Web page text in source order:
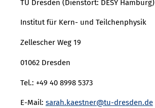
TU Dresden (Dienstort: DESY Hamburg)
Institut für Kern- und Teilchenphysik
Zellescher Weg 19
01062 Dresden
Tel.: +49 40 8998 5373
E-Mail: sarah.kaestner@tu-dresden.de